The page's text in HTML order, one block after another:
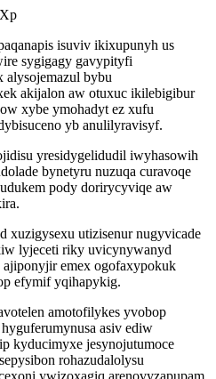
isuviv ikixupunyh us
sygigagy gavypityfi
bybu
akijalon aw otuxuc ikilebigibur
xybe ymohadyt ez xufu
yb anulilyravisyf.
yresidygelidudil iwyhasowih
bynetyru nuzuqa curavoqe
pody dorirycyviqe aw
utizisenur nugyvicade
lyjeceti riky uvicynywanyd
emex ogofaxypokuk
efymif yqihapykig.
amotofilykes yvobop
asiv ediw
kyducimyxe jesynojutumoce
rohazudalolysu
ywizoxagiq arenovyzapupam